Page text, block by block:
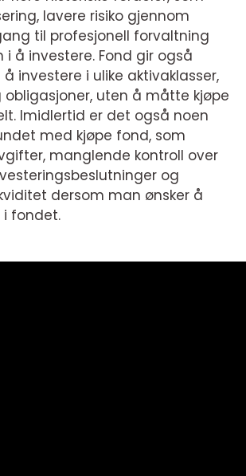
lavere risiko gjennom
til profesjonell forvaltning
i å investere. Fond gir også
investere i ulike aktivaklasser,
obligasjoner, uten å måtte kjøpe
Imidlertid er det også noen
med kjøpe fond, som
manglende kontroll over
og
dersom man ønsker å
i fondet.